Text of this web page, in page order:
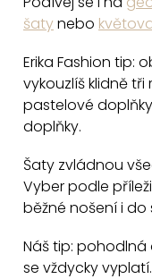
šatynebo
Erika Fashion tip:
vykouzlíš klidně tři
pastelové
doplňky.
Šaty zvládnou
Vyber podle
běžné nošení i do
Náš tip: pohodlná
se vždycky vyplatí.